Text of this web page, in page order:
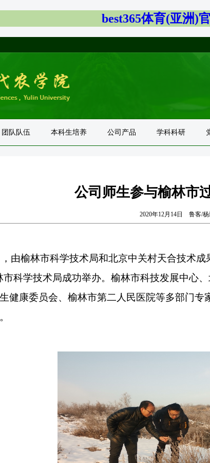
best365体育(亚洲)
团队队伍 本科生培养 公司产品 学科科研
公司师生参与榆林市
2020年12月14日 鲁客/
由榆林市科学技术局和北京中关村天合技术
市科学技术局成功举办。 榆林市科技发展中心
健康委员会、榆林市第二人民医院等多部门